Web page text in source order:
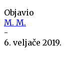
Objavio
M. M.
-
6. veljače 2019.